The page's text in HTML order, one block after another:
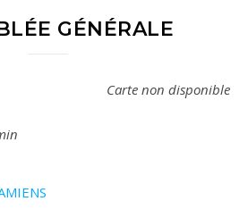
GÉNÉRALE
Carte non disponible